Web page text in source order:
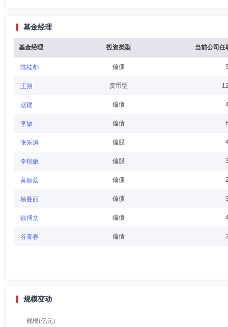
许瑢女士：现任工银瑞信基金管理有限公司董事，经济学硕士，高级经
业务部主管、金融市场部联席主管，工行香港外汇资金交易中心副总经
学历：博士
林清胜先生：工银瑞信基金管理有限公司董事，高级经济师，中国人
刘晓峰 学历：博士
刘晓峰先生：英国剑桥大学经济系硕士及博士，英国巴斯大学发展研究
通信息科技股份有限公司（股份代码：2482.HK）、中国旭阳集团有限
司、JPMorgan Securities（Asia Pacific）Limited、星展亚洲融资有限
（一家过往于联交所上市的公司并于2020年12月撤销上市的公司）、
码：2686.HK，于2023年7月退市）及信达国际控股有限公司（股份代
伏军 学历：博士
陈忠阳先生：1968年9月生，金融学博士。曾任中国人民大学财政金融
基金经理
基金经理 投资类型 当前公司任
陈桂都 偏债
王朔 货币型
赵建 偏债
李敏 偏债
张乐涛 偏股
李锐敏 偏股
黄杨荔 偏债
杨曼丽 偏债
徐博文 偏债
谷青春 偏债
规模变动